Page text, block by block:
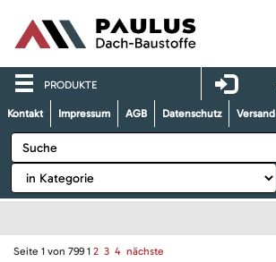
PRODUKTE
Kontakt Impressum AGB Datenschutz Versand
Seite 1 von 799 1 2 3 4 nächste